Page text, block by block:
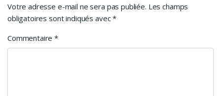
Votre adresse e-mail ne sera pas publiée. Les champs
obligatoires sont indiqués avec*
Commentaire*